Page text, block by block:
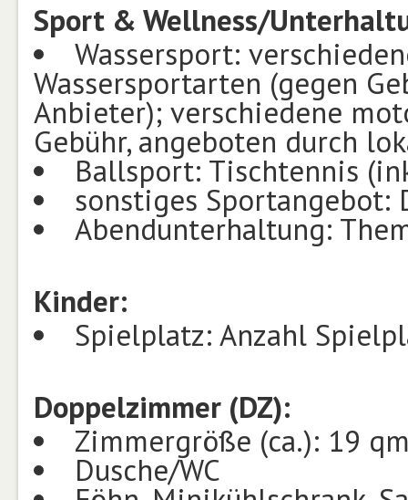
Sport & Wellness/
Wassersport:
Wassersportarten (gegen
Anbieter); verschiedene
Gebühr, angeboten durch
Ballsport: Tischtennis
sonstiges Sportangebot:
Abendunterhaltung:
Kinder:
Spielplatz: Anzahl
Doppelzimmer (DZ):
Zimmergröße (ca.): 19
Dusche/WC